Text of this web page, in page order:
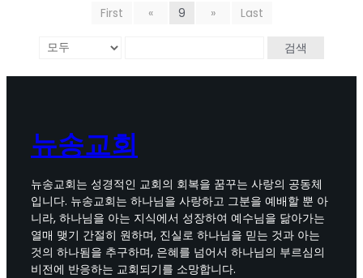
First « 9 » Last
검색
뉴송교회
뉴송교회는 성경적인 교회의 회복을 꿈꾸는 사랑의 공동체
입니다. 뉴송교회는 하나님을 사랑하고 그분을 예배할 뿐 아
니라, 하나님을 아는 지식에서 성장하여 예수님을 닮아가는
열매 맺기 간절히 원하며, 진실로 하나님을 믿는 것과 아는
것의 하나됨을 추구하며, 은혜를 넘어서 하나님의 부르심의
비전에 반응하는 교회되기를 소망합니다.